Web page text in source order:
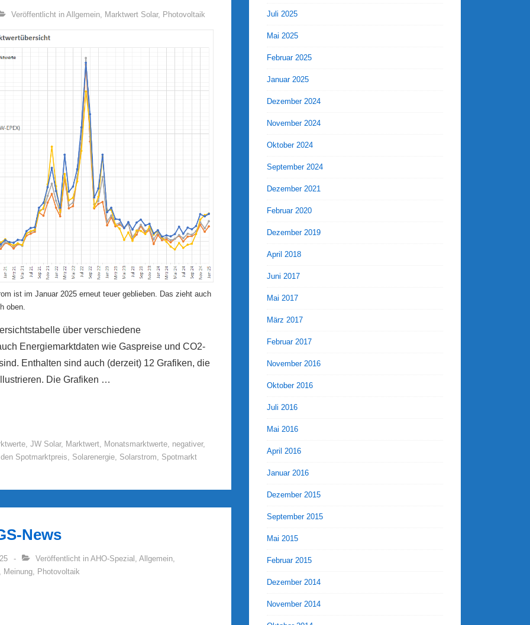
Veröffentlicht in Allgemein, Marktwert Solar, Photovoltaik
ist im Januar 2025 erneut teuer geblieben. Das zieht auch
oben.
über verschiedene
Energiemarktdaten wie Gaspreise und CO2-
Enthalten sind auch (derzeit) 12 Grafiken, die
Die Grafiken …
JW Solar, Marktwert Monatsmarktwerte negativer,
Spotmarktpreis Solarenergie Solarstrom Spotmarkt
News
Veröffentlicht in AHO-Spezial Allgemein
Meinung Photovoltaik
Juli 2025
Mai 2025
Februar 2025
Januar 2025
Dezember 2024
November 2024
Oktober 2024
September 2024
Dezember 2021
Februar 2020
Dezember 2019
April 2018
Juni 2017
Mai 2017
März 2017
Februar 2017
November 2016
Oktober 2016
Juli 2016
Mai 2016
April 2016
Januar 2016
Dezember 2015
September 2015
Mai 2015
Februar 2015
Dezember 2014
November 2014